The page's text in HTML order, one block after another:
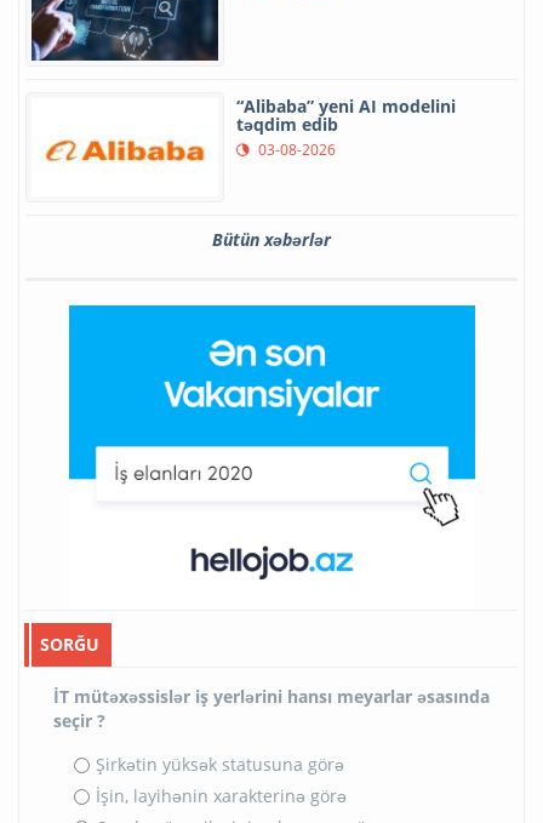
“Alibaba” yeni AI modelini
təqdim edib
03-08-2026
Bütün xəbərlər
SORĞU
İT mütəxəssislər iş yerlərini hansı meyarlar əsasında
seçir ?
Şirkətin yüksək statusuna görə
İşin, layihənin xarakterinə görə